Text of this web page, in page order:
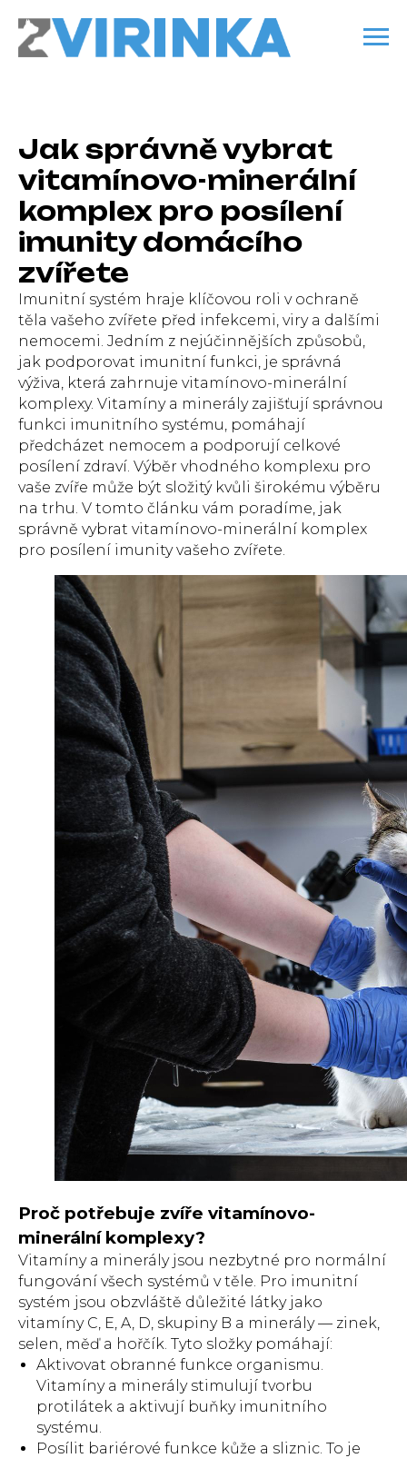
Jak správně vybrat
vitamínovo-minerální
komplex pro posílení
imunity domácího
zvířete
Imunitní systém hraje klíčovou roli v ochraně
těla vašeho zvířete před infekcemi, viry a dalšími
nemocemi. Jedním z nejúčinnějších způsobů,
jak podporovat imunitní funkci, je správná
výživa, která zahrnuje vitamínovo-minerální
komplexy. Vitamíny a minerály zajišťují správnou
funkci imunitního systému, pomáhají
předcházet nemocem a podporují celkové
posílení zdraví. Výběr vhodného komplexu pro
vaše zvíře může být složitý kvůli širokému výběru
na trhu. V tomto článku vám poradíme, jak
správně vybrat vitamínovo-minerální komplex
pro posílení imunity vašeho zvířete.
Proč potřebuje zvíře vitamínovo-
minerální komplexy?
Vitamíny a minerály jsou nezbytné pro normální
fungování všech systémů v těle. Pro imunitní
systém jsou obzvláště důležité látky jako
vitamíny C, E, A, D, skupiny B a minerály — zinek,
selen, měď a hořčík. Tyto složky pomáhají:
Aktivovat obranné funkce organismu.
Vitamíny a minerály stimulují tvorbu
protilátek a aktivují buňky imunitního
systému.
Posílit bariérové funkce kůže a sliznic. To je